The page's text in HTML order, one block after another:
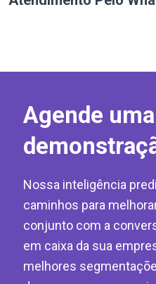
Agende uma
Nossa inteligência
caminhos para
conjunto com a
em caixa da sua
melhores